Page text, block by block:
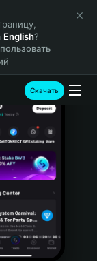
English?
Скачать